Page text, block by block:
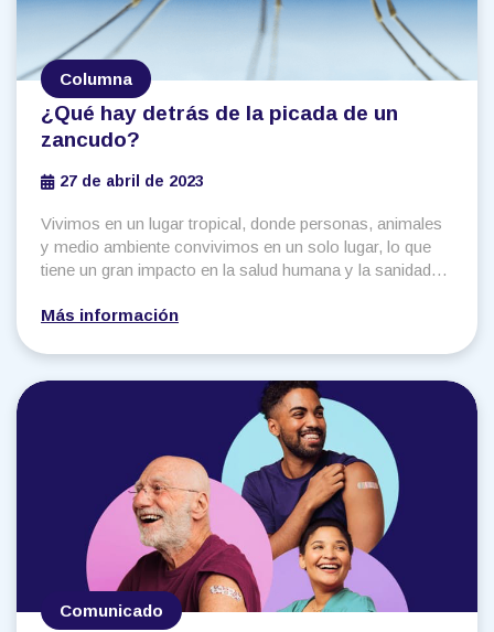
Columna
¿Qué hay detrás de la picada de un
zancudo?
27 de abril de 2023
Vivimos en un lugar tropical, donde personas, animales
y medio ambiente convivimos en un solo lugar, lo que
tiene un gran impacto en la salud humana y la sanidad
defensa que tiene un organismo, encargado de
amenazas que surjan a raíz de esta convivencia.
Más información
Comunicado